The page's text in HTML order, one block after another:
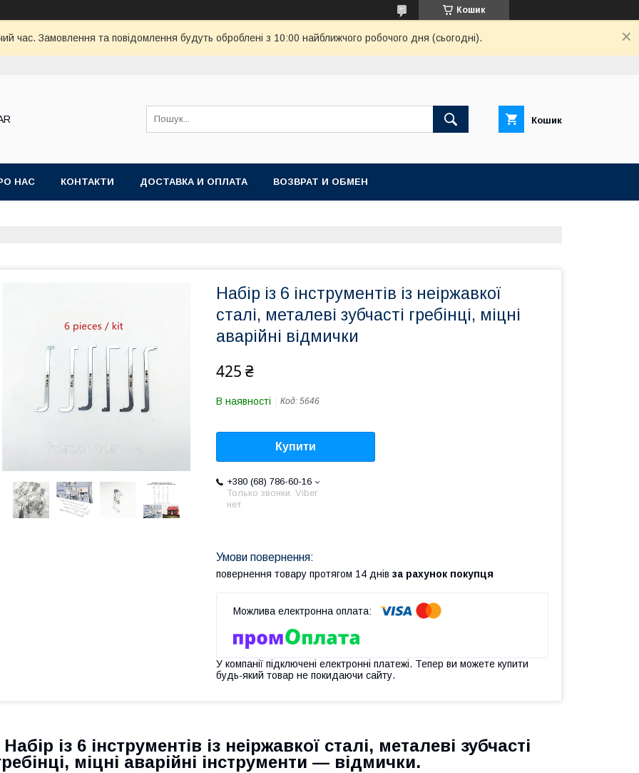
Кошик
час. Замовлення та повідомлення будуть оброблені з 10:00 найближчого робочого дня (сьогодні).
Кошик
НАС КОНТАКТИ ДОСТАВКА И ОПЛАТА ВОЗВРАТ И ОБМЕН
Набір із 6 інструментів із неіржавкої
сталі, металеві зубчасті гребінці, міцні
аварійні відмички
425 ₴
В наявності Код: 5646
Купити
+380 (68) 786-60-16
Только звонки. Viber
нет.
повернення товару протягом 14 днів за рахунок покупця
У компанії підключені електронні платежі. Тепер ви можете купити
будь-який товар не покидаючи сайту.
Набір із 6 інструментів із неіржавкої сталі, металеві зубчасті
міцні аварійні інструменти — відмички.